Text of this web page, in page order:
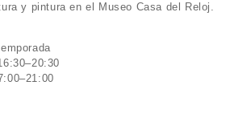
y pintura en el Museo Casa del Reloj.